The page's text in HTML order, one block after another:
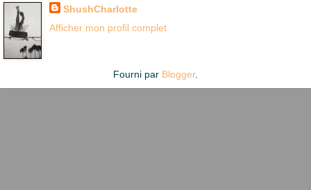
ShushCharlotte
Afficher mon profil complet
Fourni par Blogger.